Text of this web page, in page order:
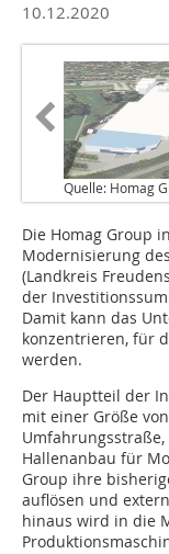
10.12.2020
Quelle: Homag
Die Homag Group
Modernisierung
(Landkreis
der
Damit kann das
konzentrieren, für
werden.
Der Hauptteil der
mit einer Größe
Hallenanbau für
Group ihre
auflösen und
hinaus wird in die